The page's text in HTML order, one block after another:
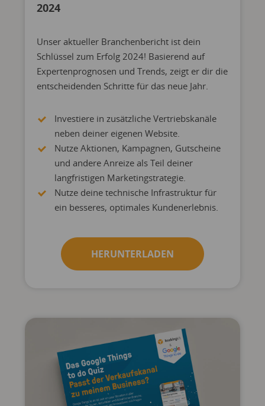
2024
Unser aktueller Branchenbericht ist dein
Schlüssel zum Erfolg 2024! Basierend auf
Expertenprognosen und Trends, zeigt er dir die
entscheidenden Schritte für das neue Jahr.
Investiere in zusätzliche Vertriebskanäle
neben deiner eigenen Website.
Nutze Aktionen, Kampagnen, Gutscheine
und andere Anreize als Teil deiner
langfristigen Marketingstrategie.
Nutze deine technische Infrastruktur für
ein besseres, optimales Kundenerlebnis.
HERUNTERLADEN